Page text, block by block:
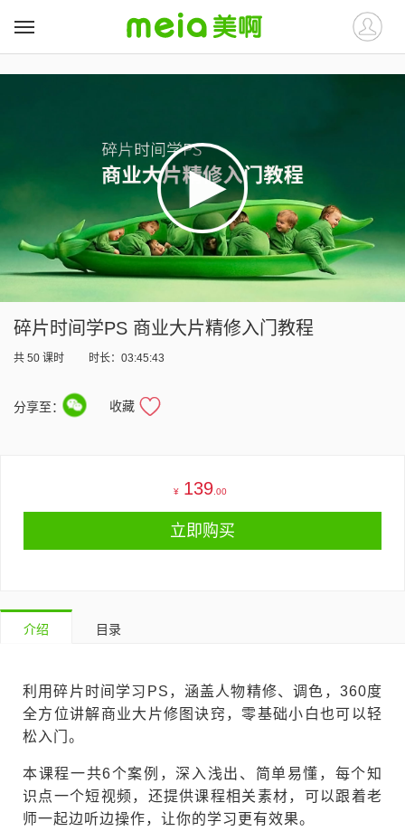
碎片时间学PS 商业大片精修入门教程
共 50 课时 时长：03:45:43
分享至： 收藏
¥ 139 .00
立即购买
介绍 目录
利用碎片时间学习PS，涵盖人物精修、调色，360度
全方位讲解商业大片修图诀窍，零基础小白也可以轻
松入门。
本课程一共6个案例，深入浅出、简单易懂，每个知
识点一个短视频，还提供课程相关素材，可以跟着老
师一起边听边操作，让你的学习更有效果。